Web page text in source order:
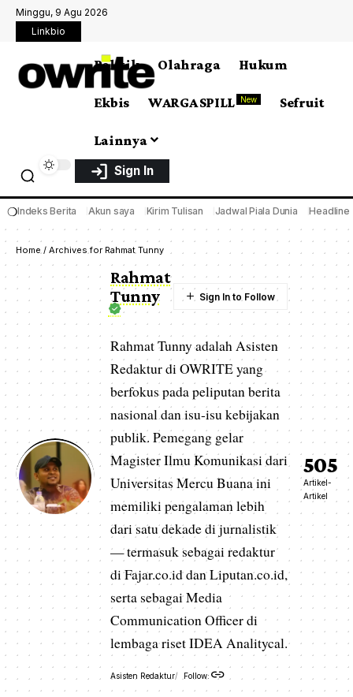
Minggu, 9 Agu 2026
Linkbio
Politik Olahraga Hukum
Ekbis WARGA SPILL New Sefruit
Lainnya
Sign In
❍Indeks Berita Akun saya Kirim Tulisan Jadwal Piala Dunia Headline
Home/ Archives for Rahmat Tunny
Rahmat
Tunny
Rahmat Tunny adalah Asisten
Redaktur di OWRITE yang
berfokus pada peliputan berita
nasional dan isu-isu kebijakan
publik. Pemegang gelar
Magister Ilmu Komunikasi dari
Universitas Mercu Buana ini
memiliki pengalaman lebih
dari satu dekade di jurnalistik
— termasuk sebagai redaktur
di Fajar.co.id dan Liputan.co.id,
serta sebagai Media
Communication Officer di
lembaga riset IDEA Analitycal.
Asisten Redaktur Follow:
505
Artikel-
Artikel